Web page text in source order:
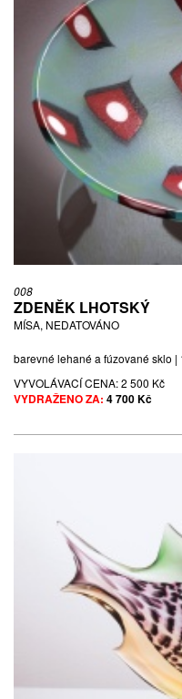
008
ZDENĚK LHOTSKÝ
MÍSA, NEDATOVÁNO
barevné lehané a fúzované sklo |
VYVOLÁVACÍ CENA:2 500 Kč
VYDRAŽENO ZA: 4 700 Kč